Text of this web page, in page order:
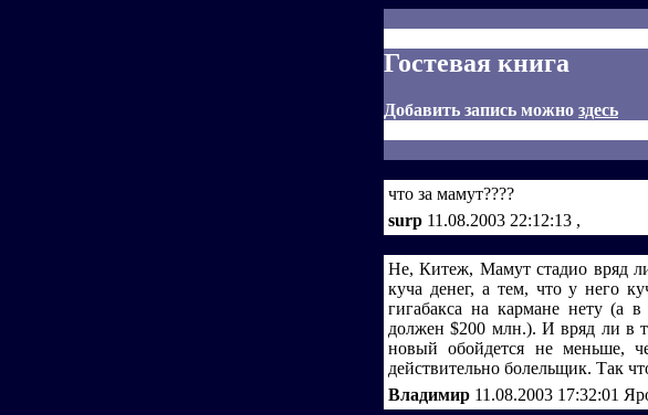
Гостевая книга
Добавить запись можно здесь
что за мамут????
surp 11.08.2003 22:12:13 ,
Не, Китеж, Мамут стадио вряд
куча денег, а тем, что у него
гигабакса на кармане нету (а
должен $200 млн.). И вряд ли в
новый обойдется не меньше,
действительно болельщик. Так
Владимир 11.08.2003 17:32:01